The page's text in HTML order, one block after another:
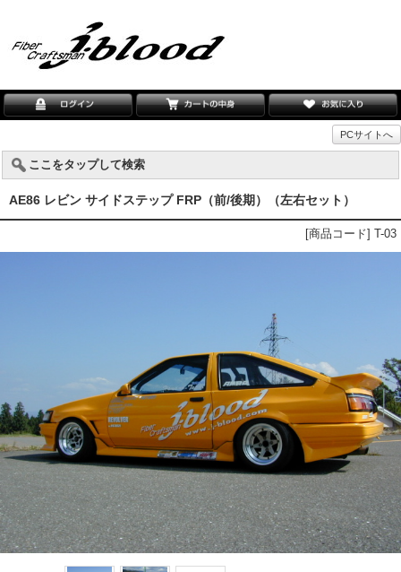
PCサイトへ
ここをタップして検索
AE86 レビン サイドステップ FRP（前/後期）（左右セット）
[商品コード] T-03